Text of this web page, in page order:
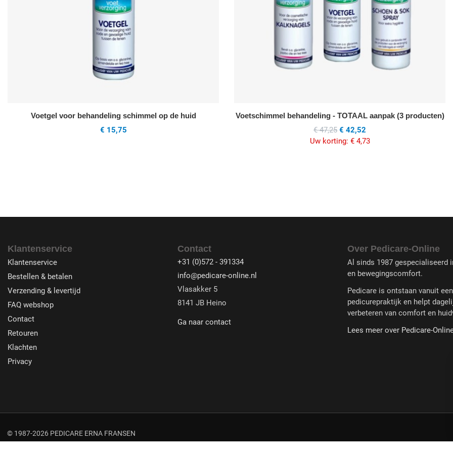
Voetgel voor behandeling schimmel op de huid
€ 15,75
Voetschimmel behandeling - TOTAAL aanpak (3 producten)
€ 47,25 € 42,52
Uw korting: € 4,73
Klantenservice
Klantenservice
Bestellen & betalen
Verzending & levertijd
FAQ webshop
Contact
Retouren
Klachten
Privacy
Contact
+31 (0)572 - 391334
info@pedicare-online.nl
Vlasakker 5
8141 JB Heino
Ga naar contact
Over Pedicare-Online
Al sinds 1987 gespecialiseerd
en bewegingscomfort.
Pedicare is ontstaan vanuit
pedicurepraktijk en helpt
verbeteren van comfort en
Lees meer over Pedicare-
© 1987-2026 PEDICARE ERNA FRANSEN